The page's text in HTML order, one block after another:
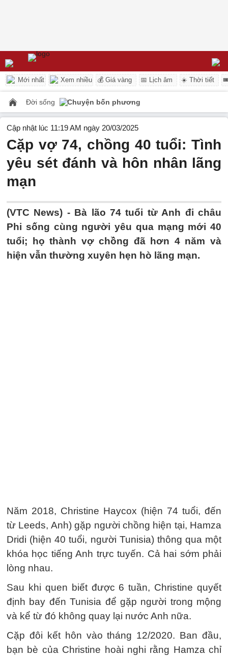
Mới nhất Xem nhiều 💰 Giá vàng 📅 Lịch âm ☀️ Thời tiết
Đời sống Chuyện bốn phương
Cập nhật lúc 11:19 AM ngày 20/03/2025
Cặp vợ 74, chồng 40 tuổi: Tình
yêu sét đánh và hôn nhân lãng
mạn
(VTC News) - Bà lão 74 tuổi từ Anh đi châu
Phi sống cùng người yêu qua mạng mới 40
tuổi; họ thành vợ chồng đã hơn 4 năm và
hiện vẫn thường xuyên hẹn hò lãng mạn.
Năm 2018, Christine Haycox (hiện 74 tuổi, đến
từ Leeds, Anh) gặp người chồng hiện tại, Hamza
Dridi (hiện 40 tuổi, người Tunisia) thông qua một
khóa học tiếng Anh trực tuyến. Cả hai sớm phải
lòng nhau.
Sau khi quen biết được 6 tuần, Christine quyết
định bay đến Tunisia để gặp người trong mộng
và kể từ đó không quay lại nước Anh nữa.
Cặp đôi kết hôn vào tháng 12/2020. Ban đầu,
bạn bè của Christine hoài nghi rằng Hamza chỉ